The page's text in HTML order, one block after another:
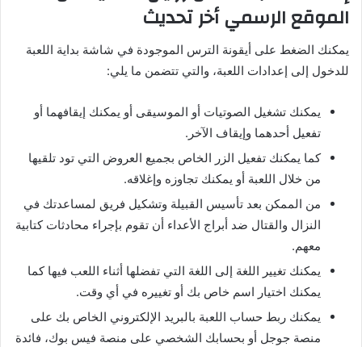
الموقع الرسمي أخر تحديث
يمكنك الضغط على أيقونة الترس الموجودة في شاشة بداية اللعبة
للدخول إلى إعدادات اللعبة، والتي تتضمن ما يلي:
يمكنك تشغيل الصوتيات أو الموسيقى أو يمكنك إيقافهما أو
تفعيل أحدهما وإيقاف الآخر.
كما يمكنك تفعيل الزر الخاص بجميع العروض التي تود تلقيها
من خلال اللعبة أو يمكنك تجاوزه وإغلاقه.
من الممكن بعد تأسيس القبيلة وتشكيل فريق لمساعدتك في
النزال والقتال ضد أبراج الأعداء أن تقوم بإجراء محادثات كتابية
معهم.
يمكنك تغيير اللغة إلى اللغة التي تفضلها أثناء اللعب فيها كما
يمكنك اختيار اسم خاص بك أو تغييره في أي وقت.
يمكنك ربط حساب اللعبة بالبريد الإلكتروني الخاص بك على
منصة جوجل أو بحسابك الشخصي على منصة فيس بوك، فائدة